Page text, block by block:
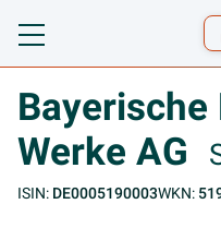
Toggle navigation
Werke AG
ISIN: DE0005190003WKN: